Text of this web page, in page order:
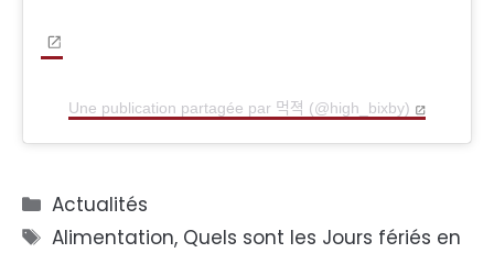
Une publication partagée par 먹젹 (@high_bixby)
Catégories
Actualités
Étiquettes
Alimentation, Quels sont les Jours fériés en